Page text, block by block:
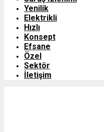
Yenilik
Elektrikli
Hızlı
Konsept
Efsane
Özel
Sektör
İletişim